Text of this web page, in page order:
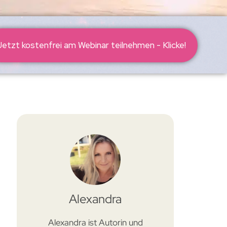
Weg zu innerem Frieden in unruhigen Zeiten
kostenfrei am Webinar teilnehmen - Klicke!
Alexandra
Alexandra ist Autorin und